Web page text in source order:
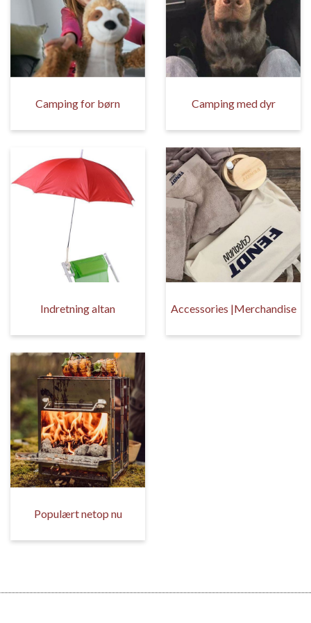
Camping for børn Camping med dyr
Indretning altan Accessories |Merchandise
Populært netop nu